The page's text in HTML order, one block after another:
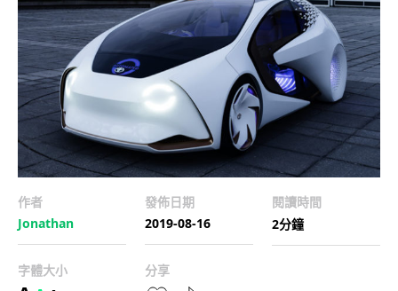
作者
Jonathan
發佈日期
2019-08-16
閱讀時間
2分鐘
字體大小 分享